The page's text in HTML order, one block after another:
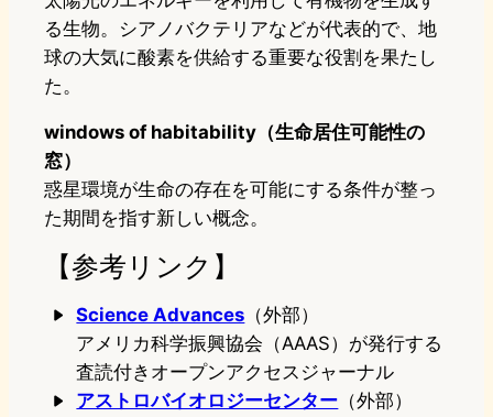
る生物。シアノバクテリアなどが代表的で、地
球の大気に酸素を供給する重要な役割を果たし
た。
windows of habitability（生命居住可能性の
窓）
惑星環境が生命の存在を可能にする条件が整っ
た期間を指す新しい概念。
【参考リンク】
Science Advances （外部）
アメリカ科学振興協会（AAAS）が発行する
査読付きオープンアクセスジャーナル
アストロバイオロジーセンター （外部）